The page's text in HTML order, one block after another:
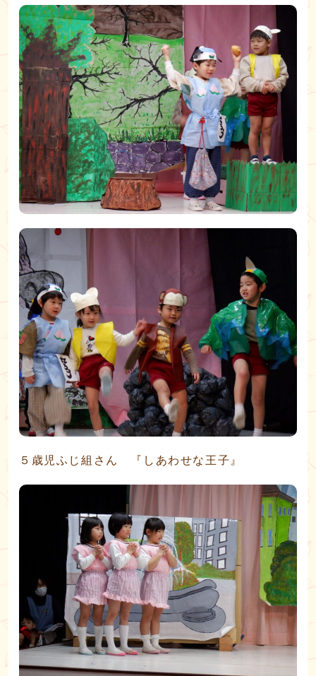
５歳児ふじ組さん 『しあわせな王子』